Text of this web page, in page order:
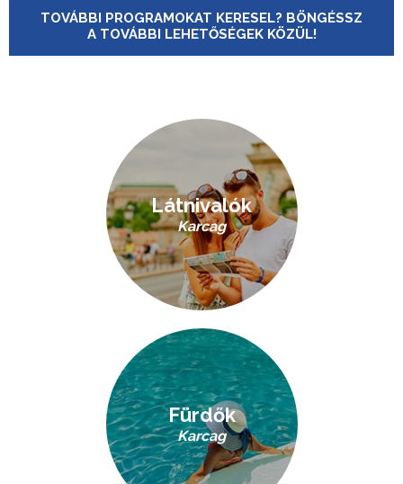
TOVÁBBI PROGRAMOKAT KERESEL? BÖNGÉSSZ
A TOVÁBBI LEHETŐSÉGEK KÖZÜL!
Látnivalók
Karcag
Fürdők
Karcag